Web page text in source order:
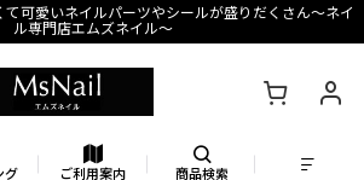
可愛いネイルパーツやシールが盛りだくさん〜ネイ
ル専門店エムズネイル〜
グ ご利用案内 商品検索